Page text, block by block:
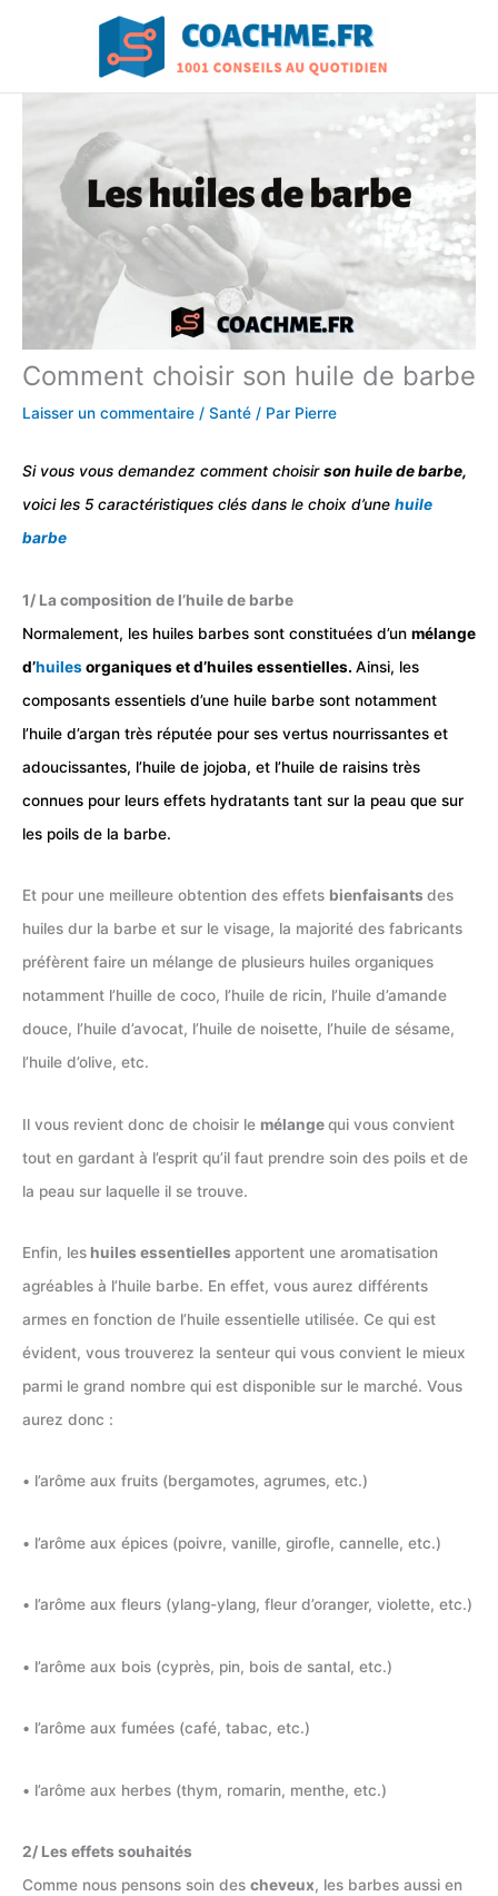
Comment choisir son huile de barbe
Laisser un commentaire / Santé / Par Pierre
Si vous vous demandez comment choisirson huile de barbe,
voici les 5 caractéristiques clés dans le choix d’une huile
barbe
1/ La composition de l’huile de barbe
Normalement, les huiles barbes sont constituées d’un mélange
d’huilesorganiques et d’huiles essentielles. Ainsi, les
composants essentiels d’une huile barbe sont notamment
l’huile d’argan très réputée pour ses vertus nourrissantes et
adoucissantes, l’huile de jojoba, et l’huile de raisins très
connues pour leurs effets hydratants tant sur la peau que sur
les poils de la barbe.
Et pour une meilleure obtention des effets bienfaisants des
huiles dur la barbe et sur le visage, la majorité des fabricants
préfèrent faire un mélange de plusieurs huiles organiques
notamment l’huille de coco, l’huile de ricin, l’huile d’amande
douce, l’huile d’avocat, l’huile de noisette, l’huile de sésame,
l’huile d’olive, etc.
Il vous revient donc de choisir le mélangequi vous convient
tout en gardant à l’esprit qu’il faut prendre soin des poils et de
la peau sur laquelle il se trouve.
Enfin, les huiles essentielles apportent une aromatisation
agréables à l’huile barbe. En effet, vous aurez différents
armes en fonction de l’huile essentielle utilisée. Ce qui est
évident, vous trouverez la senteur qui vous convient le mieux
parmi le grand nombre qui est disponible sur le marché. Vous
aurez donc :
• l’arôme aux fruits (bergamotes, agrumes, etc.)
• l’arôme aux épices (poivre, vanille, girofle, cannelle, etc.)
• l’arôme aux fleurs (ylang-ylang, fleur d’oranger, violette, etc.)
• l’arôme aux bois (cyprès, pin, bois de santal, etc.)
• l’arôme aux fumées (café, tabac, etc.)
• l’arôme aux herbes (thym, romarin, menthe, etc.)
2/ Les effets souhaités
Comme nous pensons soin des cheveux, les barbes aussi en